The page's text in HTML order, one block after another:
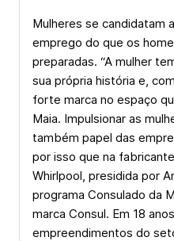
Mulheres se candidatam
emprego do que os
preparadas. “A mulher
sua própria história e,
forte marca no espaço
Maia. Impulsionar as
também papel das
por isso que na
Whirlpool, presidida por
programa Consulado da
marca Consul. Em 18
empreendimentos do